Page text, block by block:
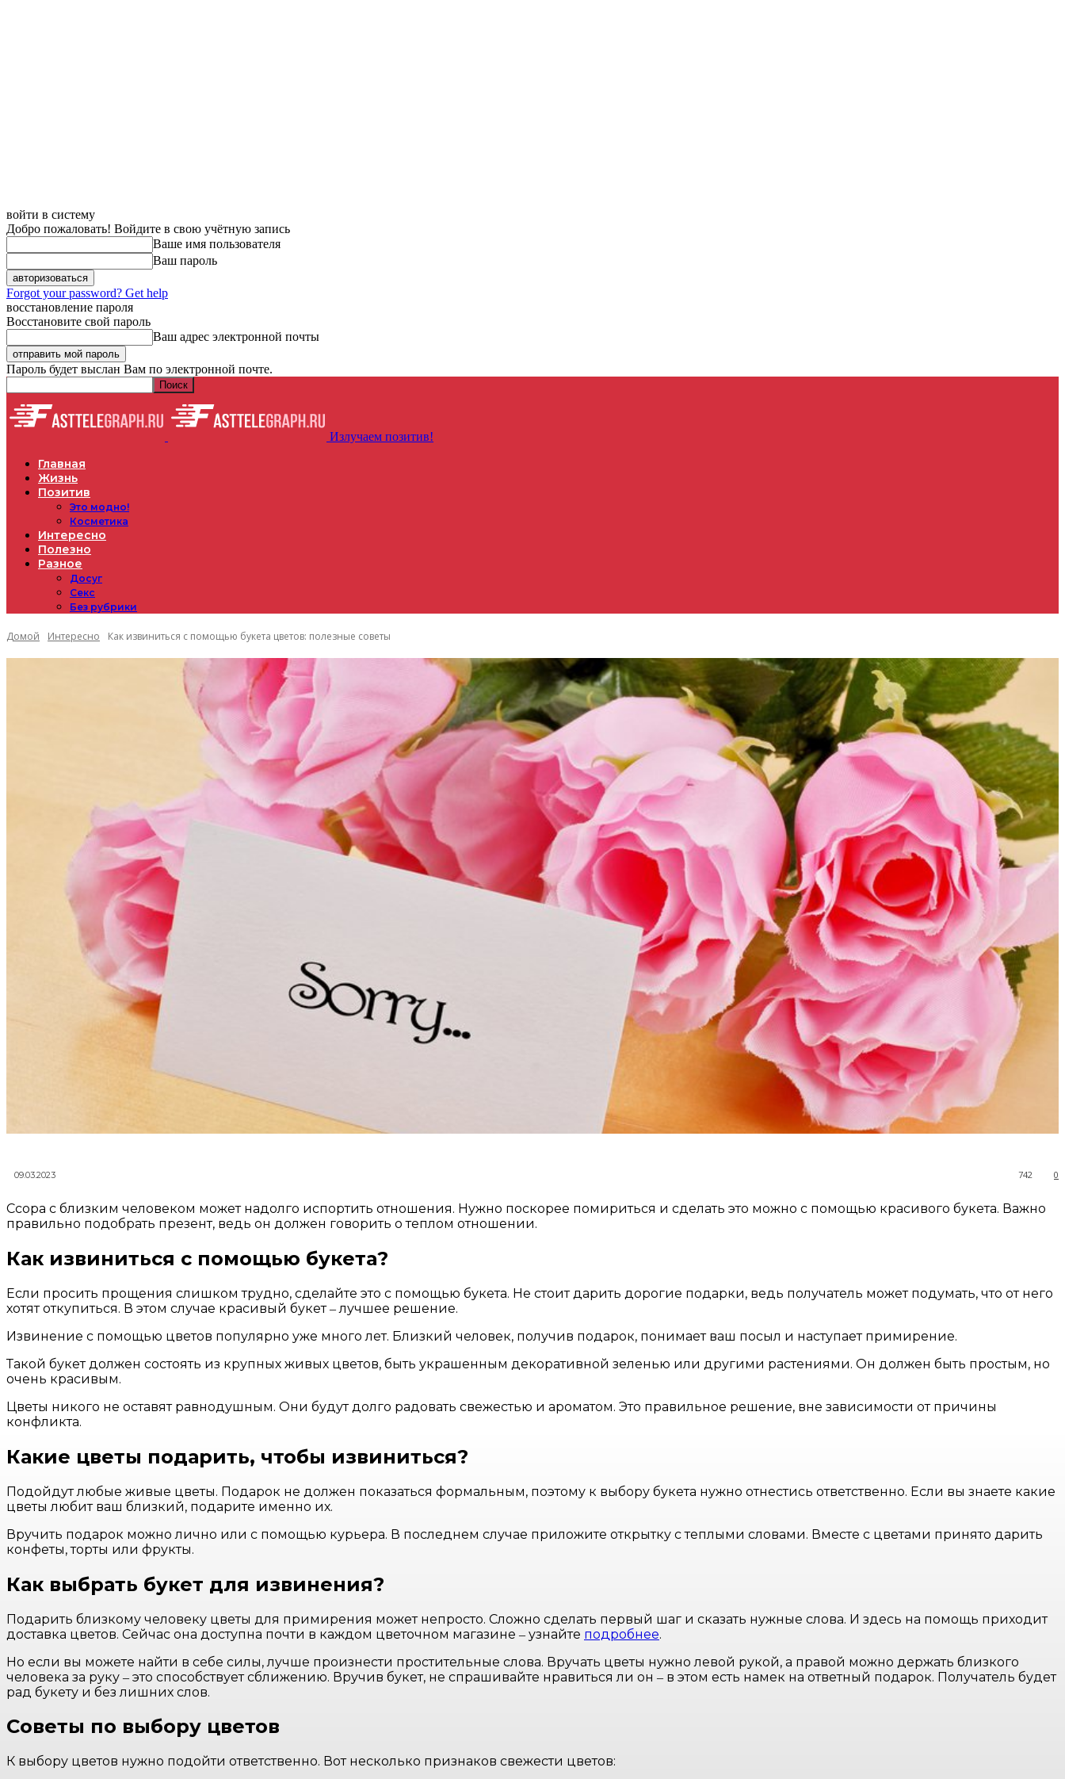
войти в систему
Добро пожаловать! Войдите в свою учётную запись
Ваше имя пользователя
Ваш пароль
Forgot your password? Get help
восстановление пароля
Восстановите свой пароль
Ваш адрес электронной почты
Пароль будет выслан Вам по электронной почте.
Излучаем позитив!
Главная
Жизнь
Позитив
Это модно!
Косметика
Интересно
Полезно
Разное
Досуг
Секс
Без рубрики
Домой Интересно Как извиниться с помощью букета цветов: полезные советы
09.03.2023 0
742
Ссора с близким человеком может надолго испортить отношения. Нужно поскорее помириться и сделать это можно с помощью красивого букета. Важно
правильно подобрать презент, ведь он должен говорить о теплом отношении.
Как извиниться с помощью букета?
Если просить прощения слишком трудно, сделайте это с помощью букета. Не стоит дарить дорогие подарки, ведь получатель может подумать, что от него
хотят откупиться. В этом случае красивый букет ‒ лучшее решение.
Извинение с помощью цветов популярно уже много лет. Близкий человек, получив подарок, понимает ваш посыл и наступает примирение.
Такой букет должен состоять из крупных живых цветов, быть украшенным декоративной зеленью или другими растениями. Он должен быть простым, но
очень красивым.
Цветы никого не оставят равнодушным. Они будут долго радовать свежестью и ароматом. Это правильное решение, вне зависимости от причины
конфликта.
Какие цветы подарить, чтобы извиниться?
Подойдут любые живые цветы. Подарок не должен показаться формальным, поэтому к выбору букета нужно отнестись ответственно. Если вы знаете какие
цветы любит ваш близкий, подарите именно их.
Вручить подарок можно лично или с помощью курьера. В последнем случае приложите открытку с теплыми словами. Вместе с цветами принято дарить
конфеты, торты или фрукты.
Как выбрать букет для извинения?
Подарить близкому человеку цветы для примирения может непросто. Сложно сделать первый шаг и сказать нужные слова. И здесь на помощь приходит
доставка цветов. Сейчас она доступна почти в каждом цветочном магазине ‒ узнайте подробнее.
Но если вы можете найти в себе силы, лучше произнести простительные слова. Вручать цветы нужно левой рукой, а правой можно держать близкого
человека за руку ‒ это способствует сближению. Вручив букет, не спрашивайте нравиться ли он ‒ в этом есть намек на ответный подарок. Получатель будет
рад букету и без лишних слов.
Советы по выбору цветов
К выбору цветов нужно подойти ответственно. Вот несколько признаков свежести цветов: